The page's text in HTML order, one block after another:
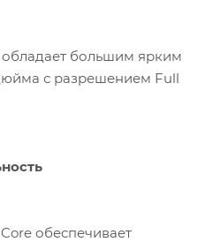
обладает большим ярким
с разрешением Full
обеспечивает